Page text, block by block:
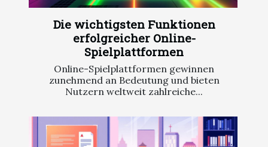
Die wichtigsten Funktionen
erfolgreicher Online-
Spielplattformen
Online-Spielplattformen gewinnen
zunehmend an Bedeutung und bieten
Nutzern weltweit zahlreiche...